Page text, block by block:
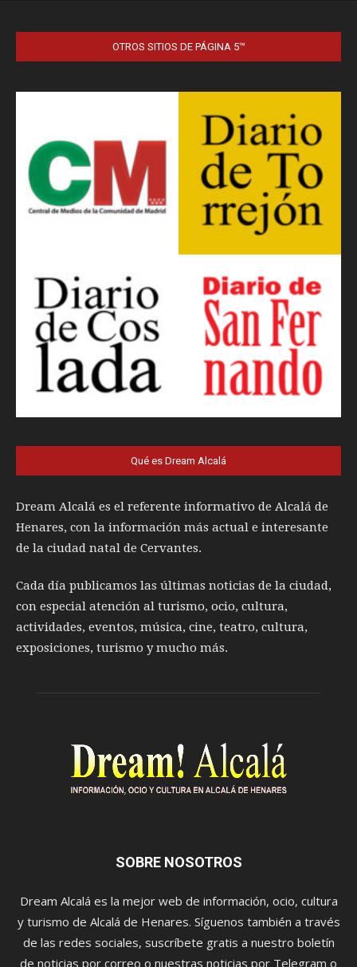
OTROS SITIOS DE PÁGINA 5™
Qué es Dream Alcalá
Dream Alcalá es el referente informativo de Alcalá de
Henares, con la información más actual e interesante
de la ciudad natal de Cervantes.
Cada día publicamos las últimas noticias de la ciudad,
con especial atención al turismo, ocio, cultura,
actividades, eventos, música, cine, teatro, cultura,
exposiciones, turismo y mucho más.
SOBRE NOSOTROS
Dream Alcalá es la mejor web de información, ocio, cultura
y turismo de Alcalá de Henares. Síguenos también a través
de las redes sociales, suscríbete gratis a nuestro boletín
de noticias por correo o nuestras noticias por Telegram o